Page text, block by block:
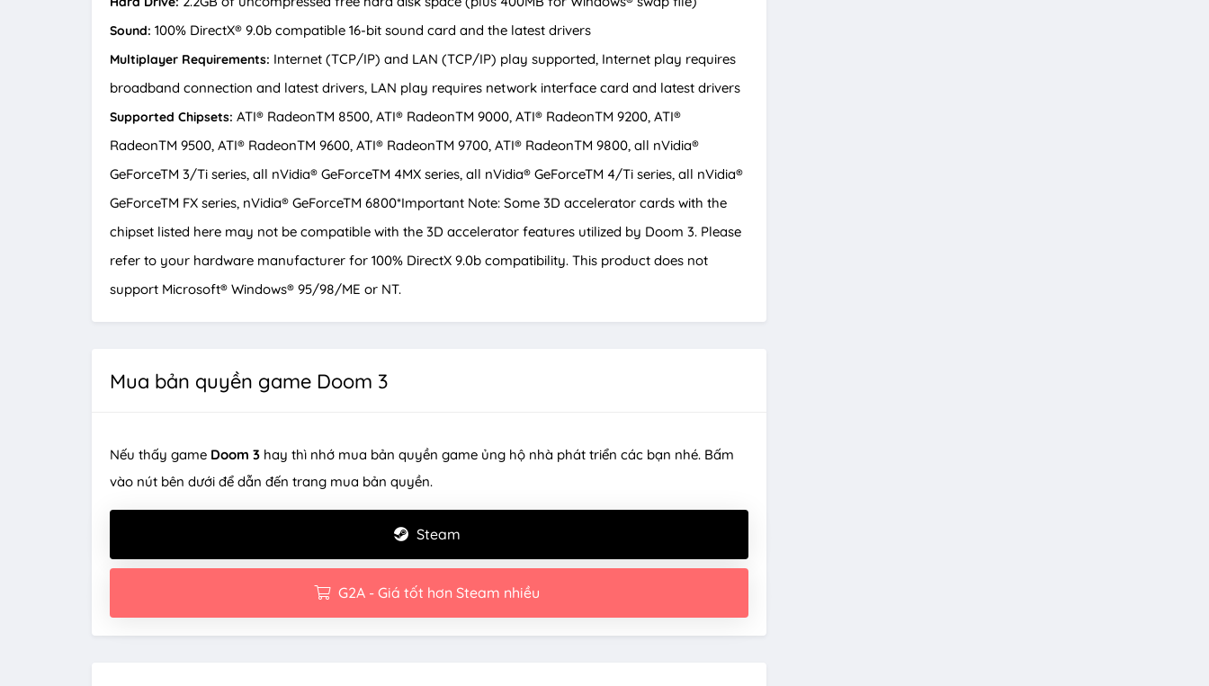
Sound: 100% DirectX® 9.0b compatible 16-bit sound card and the latest drivers
Multiplayer Requirements: Internet (TCP/IP) and LAN (TCP/IP) play supported, Internet play requires
broadband connection and latest drivers, LAN play requires network interface card and latest drivers
Supported Chipsets: ATI® RadeonTM 8500, ATI® RadeonTM 9000, ATI® RadeonTM 9200, ATI®
RadeonTM 9500, ATI® RadeonTM 9600, ATI® RadeonTM 9700, ATI® RadeonTM 9800, all nVidia®
GeForceTM 3/Ti series, all nVidia® GeForceTM 4MX series, all nVidia® GeForceTM 4/Ti series, all nVidia®
GeForceTM FX series, nVidia® GeForceTM 6800*Important Note: Some 3D accelerator cards with the
chipset listed here may not be compatible with the 3D accelerator features utilized by Doom 3. Please
refer to your hardware manufacturer for 100% DirectX 9.0b compatibility. This product does not
support Microsoft® Windows® 95/98/ME or NT.
Mua bản quyền game Doom 3
Nếu thấy game Doom 3 hay thì nhớ mua bản quyền game ủng hộ nhà phát triển các bạn nhé. Bấm
vào nút bên dưới để dẫn đến trang mua bản quyền.
Steam
G2A - Giá tốt hơn Steam nhiều